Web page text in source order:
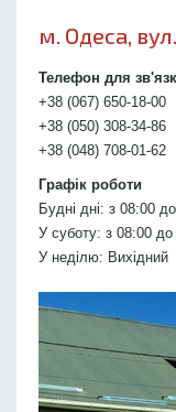
м. Одеса,
Телефон для
+38 (067) 650-18-00
+38 (050) 308-34-86
+38 (048) 708-01-62
Графік роботи
Будні дні: з 08:00
У суботу: з 08:00 до
У неділю: Вихідний